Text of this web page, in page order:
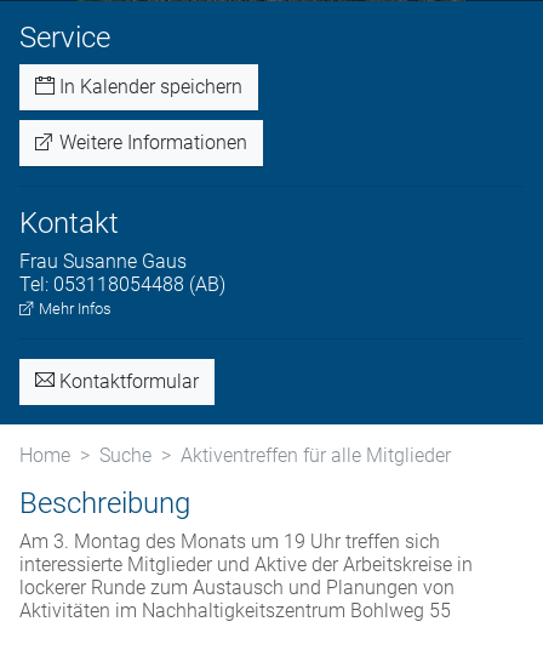
Service
In Kalender speichern
Weitere Informationen
Kontakt
Frau Susanne Gaus
Tel: 053118054488 (AB)
Mehr Infos
Kontaktformular
Home Suche Aktiventreffen für alle Mitglieder
Beschreibung
Am 3. Montag des Monats um 19 Uhr treffen sich
interessierte Mitglieder und Aktive der Arbeitskreise in
lockerer Runde zum Austausch und Planungen von
Aktivitäten im Nachhaltigkeitszentrum Bohlweg 55